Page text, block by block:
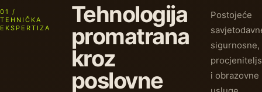
01 /
TEHNIČKA
EKSPERTIZA
Tehnologija
promatrana
kroz
poslovne
Postojeće
sigurnosne,
i obrazovne